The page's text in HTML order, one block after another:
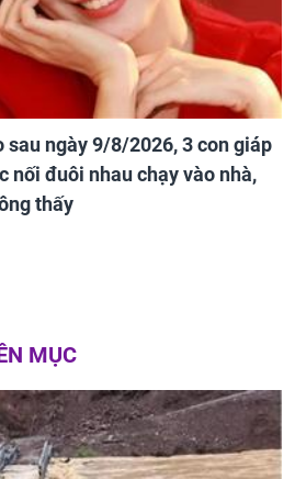
sau ngày 9/8/2026, 3 con giáp
nối đuôi nhau chạy vào nhà,
thấy
MỤC